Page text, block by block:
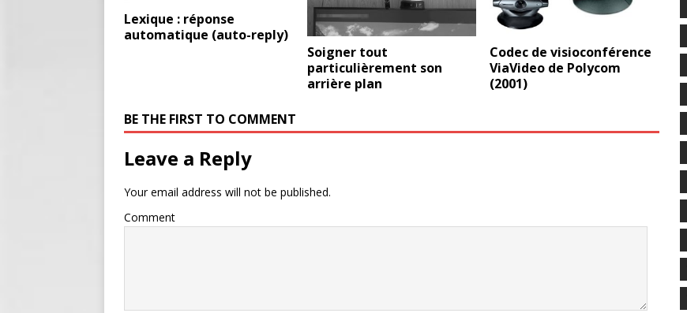
Lexique : réponse
automatique (auto-reply)
Soigner tout
particulièrement son
arrière plan
Codec de visioconférence
ViaVideo de Polycom
(2001)
BE THE FIRST TO COMMENT
Leave a Reply
Your email address will not be published.
Comment